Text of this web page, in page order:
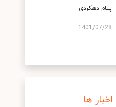
پیام دهکردی
1401/07/28
اخبار ها